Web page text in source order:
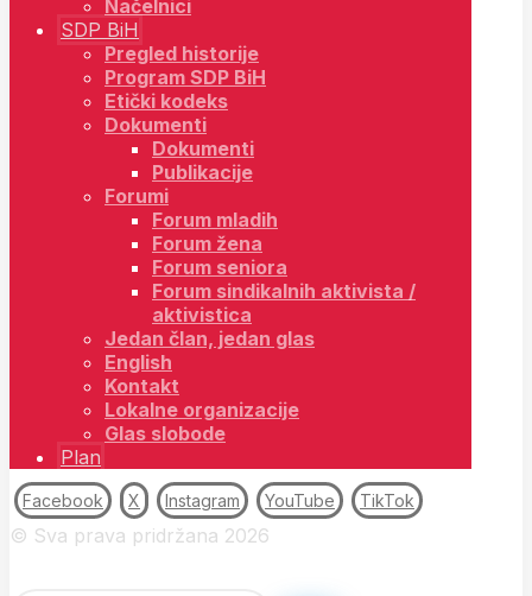
Načelnici
SDP BiH
Pregled historije
Program SDP BiH
Etički kodeks
Dokumenti
Dokumenti
Publikacije
Forumi
Forum mladih
Forum žena
Forum seniora
Forum sindikalnih aktivista /
aktivistica
Jedan član, jedan glas
English
Kontakt
Lokalne organizacije
Glas slobode
Plan
Facebook X Instagram YouTube TikTok
© Sva prava pridržana 2026